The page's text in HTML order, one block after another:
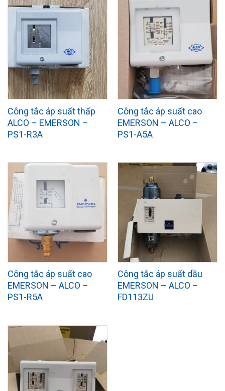
Công tắc áp suất thấp
ALCO – EMERSON –
PS1-R3A
Công tắc áp suất cao
EMERSON – ALCO –
PS1-A5A
Công tắc áp suất cao
EMERSON – ALCO –
PS1-R5A
Công tắc áp suất dầu
EMERSON – ALCO –
FD113ZU